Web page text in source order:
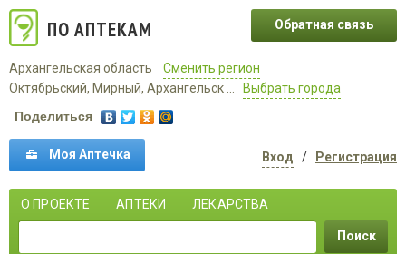
ПО АПТЕКАМ
Архангельская область
Сменить регион
Октябрьский, Мирный, Архангельск ...
Выбрать города
Обратная связь
Поделиться
Моя Аптечка Вход / Регистрация
О ПРОЕКТЕ АПТЕКИ ЛЕКАРСТВА
Поиск